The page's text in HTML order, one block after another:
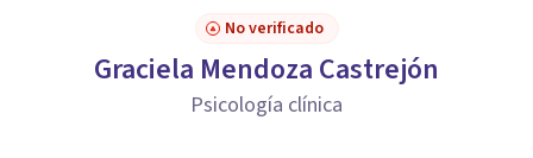
No verificado
Graciela Mendoza Castrejón
Psicología clínica